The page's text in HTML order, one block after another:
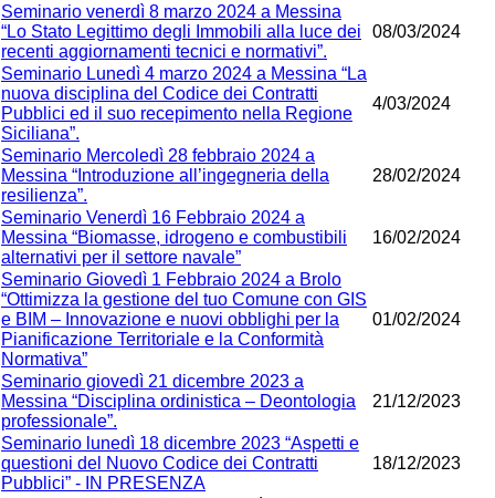
Seminario venerdì 8 marzo 2024 a Messina
“Lo Stato Legittimo degli Immobili alla luce dei
recenti aggiornamenti tecnici e normativi”.
08/03/2024
Seminario Lunedì 4 marzo 2024 a Messina “La
nuova disciplina del Codice dei Contratti
Pubblici ed il suo recepimento nella Regione
Siciliana”.
4/03/2024
Seminario Mercoledì 28 febbraio 2024 a
Messina “Introduzione all’ingegneria della
resilienza”.
28/02/2024
Seminario Venerdì 16 Febbraio 2024 a
Messina “Biomasse, idrogeno e combustibili
alternativi per il settore navale”
16/02/2024
Seminario Giovedì 1 Febbraio 2024 a Brolo
“Ottimizza la gestione del tuo Comune con GIS
e BIM – Innovazione e nuovi obblighi per la
Pianificazione Territoriale e la Conformità
Normativa”
01/02/2024
Seminario giovedì 21 dicembre 2023 a
Messina “Disciplina ordinistica – Deontologia
professionale”.
21/12/2023
Seminario lunedì 18 dicembre 2023 “Aspetti e
questioni del Nuovo Codice dei Contratti
Pubblici” - IN PRESENZA
18/12/2023